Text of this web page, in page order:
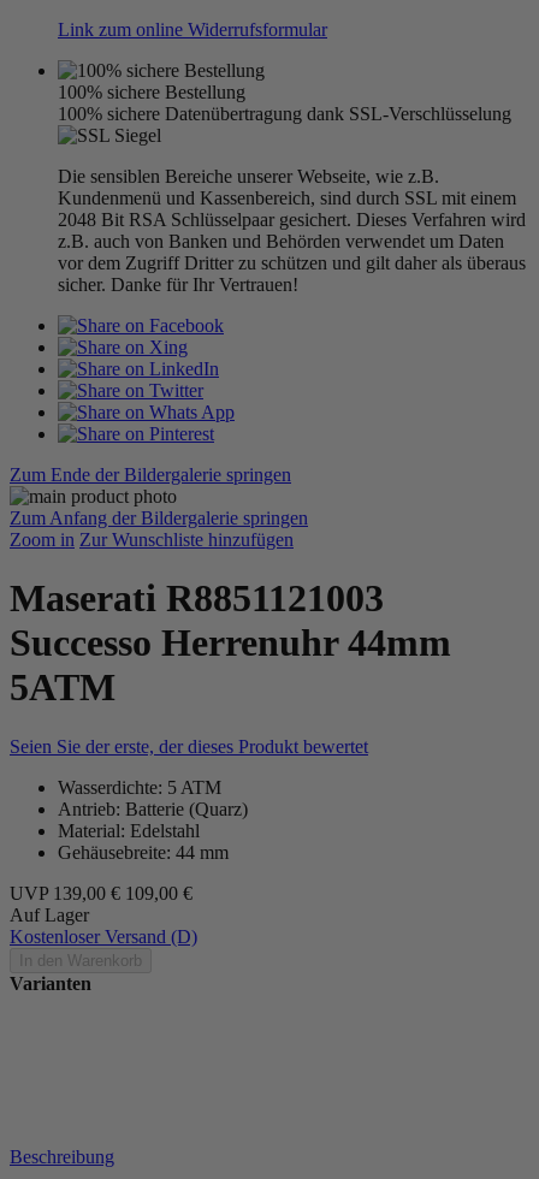
Link zum online Widerrufsformular
100% sichere Bestellung
100% sichere Datenübertragung dank SSL-Verschlüsselung
Die sensiblen Bereiche unserer Webseite, wie z.B.
Kundenmenü und Kassenbereich, sind durch SSL mit einem
2048 Bit RSA Schlüsselpaar gesichert. Dieses Verfahren wird
z.B. auch von Banken und Behörden verwendet um Daten
vor dem Zugriff Dritter zu schützen und gilt daher als überaus
sicher. Danke für Ihr Vertrauen!
Zum Ende der Bildergalerie springen
Zum Anfang der Bildergalerie springen
Zoom in Zur Wunschliste hinzufügen
Maserati R8851121003
Successo Herrenuhr 44mm
5ATM
Seien Sie der erste, der dieses Produkt bewertet
Wasserdichte: 5 ATM
Antrieb: Batterie (Quarz)
Material: Edelstahl
Gehäusebreite: 44 mm
UVP 139,00 € 109,00 €
Auf Lager
Kostenloser Versand (D)
In den Warenkorb
Varianten
Beschreibung